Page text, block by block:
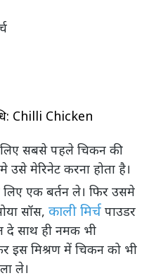
Chilli Chicken
उसे मेरिनेट करना होता है।
सॉस, काली मिर्च पाउडर
दे साथ ही नमक भी
इस मिश्रण में चिकन को भी
ले।